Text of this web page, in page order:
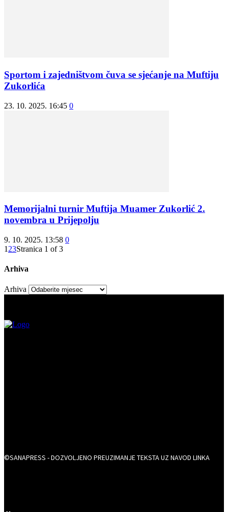
Sportom i zajedništvom čuva se sjećanje na Muftiju
Zukorlića
23. 10. 2025. 16:45 0
Memorijalni turnir Muftija Muamer Zukorlić 2.
novembra u Prijepolju
9. 10. 2025. 13:58 0
1 23Stranica 1 of 3
Arhiva
Arhiva
©SANAPRESS - DOZVOLJENO PREUZIMANJE TEKSTA UZ NAVOD LINKA